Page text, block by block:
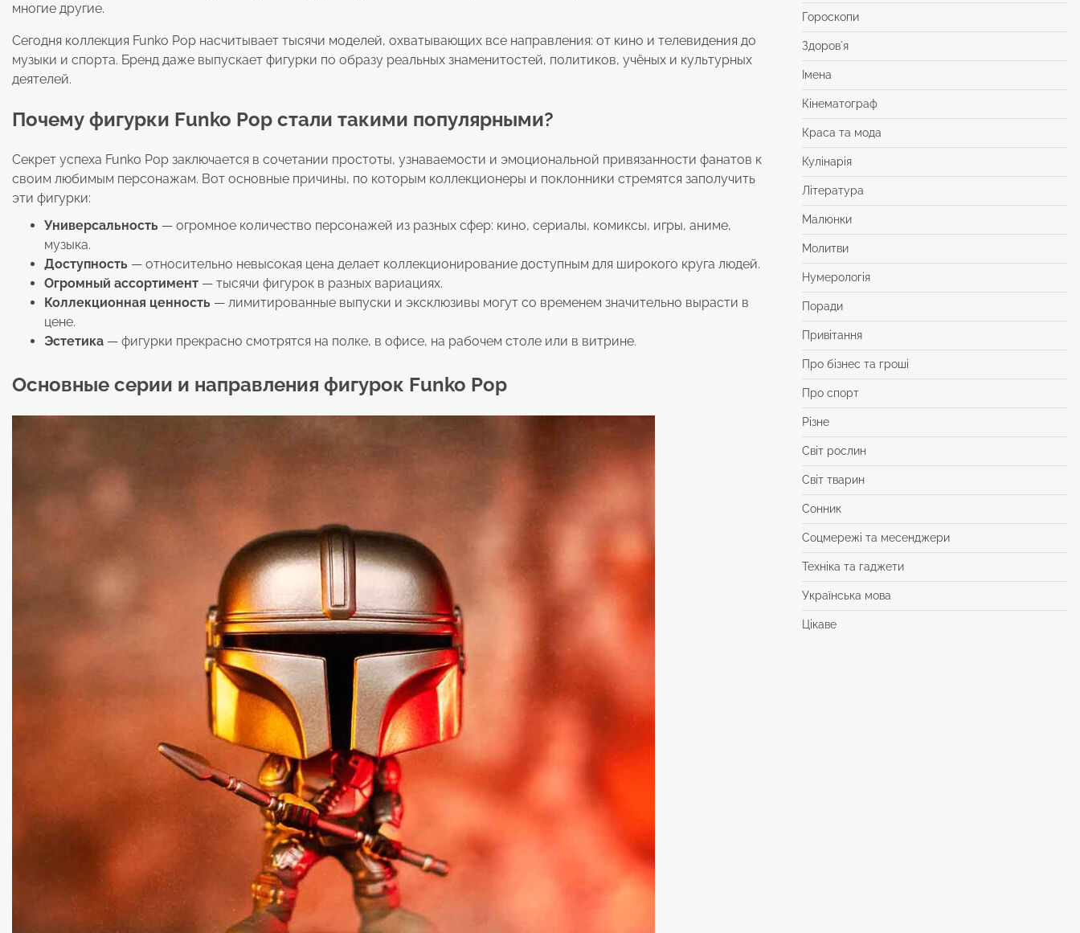
многие другие.
Сегодня коллекция Funko Pop насчитывает тысячи моделей, охватывающих все направления: от кино и телевидения до
музыки и спорта. Бренд даже выпускает фигурки по образу реальных знаменитостей, политиков, учёных и культурных
деятелей.
Почему фигурки Funko Pop стали такими популярными?
Секрет успеха Funko Pop заключается в сочетании простоты, узнаваемости и эмоциональной привязанности фанатов к
своим любимым персонажам. Вот основные причины, по которым коллекционеры и поклонники стремятся заполучить
эти фигурки:
Универсальность — огромное количество персонажей из разных сфер: кино, сериалы, комиксы, игры, аниме,
музыка.
Доступность — относительно невысокая цена делает коллекционирование доступным для широкого круга людей.
Огромный ассортимент — тысячи фигурок в разных вариациях.
Коллекционная ценность — лимитированные выпуски и эксклюзивы могут со временем значительно вырасти в
цене.
Эстетика — фигурки прекрасно смотрятся на полке, в офисе, на рабочем столе или в витрине.
Основные серии и направления фигурок Funko Pop
Гороскопи
Здоровʼя
Імена
Кінематограф
Краса та мода
Кулінарія
Література
Малюнки
Молитви
Нумерологія
Поради
Привітання
Про бізнес та гроші
Про спорт
Різне
Світ рослин
Світ тварин
Сонник
Соцмережі та месенджери
Техніка та гаджети
Українська мова
Цікаве